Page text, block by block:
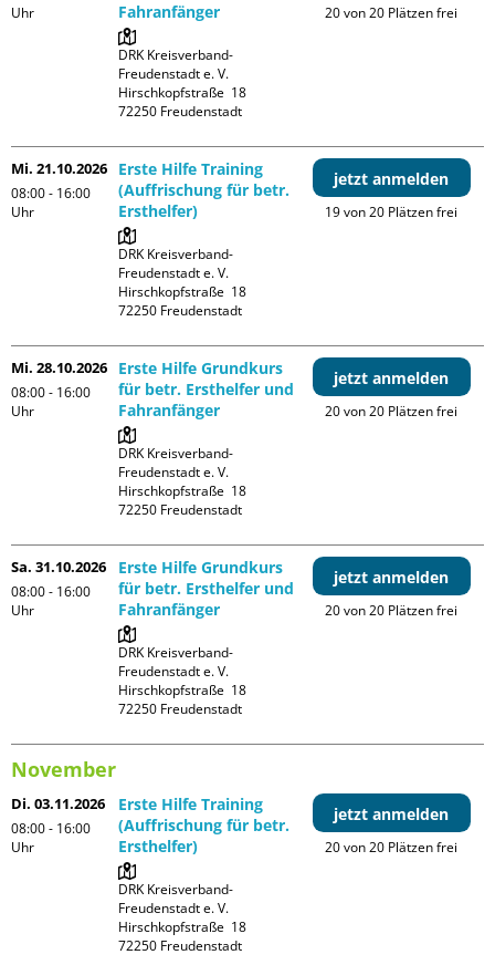
Uhr
Fahranfänger
DRK Kreisverband-
Freudenstadt e. V.
Hirschkopfstraße  18
20 von 20 Plätzen frei
Mi. 21.10.2026
08:00 - 16:00
Uhr
Erste Hilfe Training
(Auffrischung für betr.
Ersthelfer)
DRK Kreisverband-
Freudenstadt e. V.
Hirschkopfstraße  18
jetzt anmelden
19 von 20 Plätzen frei
Mi. 28.10.2026
08:00 - 16:00
Uhr
Erste Hilfe Grundkurs
für betr. Ersthelfer und
Fahranfänger
DRK Kreisverband-
Freudenstadt e. V.
Hirschkopfstraße  18
jetzt anmelden
20 von 20 Plätzen frei
Sa. 31.10.2026
08:00 - 16:00
Uhr
Erste Hilfe Grundkurs
für betr. Ersthelfer und
Fahranfänger
DRK Kreisverband-
Freudenstadt e. V.
Hirschkopfstraße  18
jetzt anmelden
20 von 20 Plätzen frei
November
Di. 03.11.2026
08:00 - 16:00
Uhr
Erste Hilfe Training
(Auffrischung für betr.
Ersthelfer)
DRK Kreisverband-
Freudenstadt e. V.
Hirschkopfstraße  18
jetzt anmelden
20 von 20 Plätzen frei